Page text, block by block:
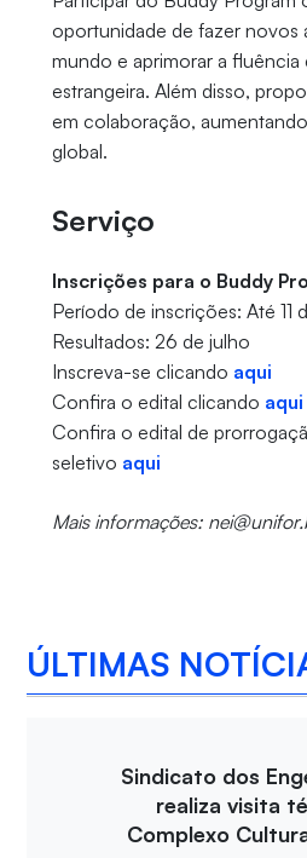
oportunidade de fazer novos
mundo e aprimorar a fluência
estrangeira. Além disso,
em colaboração,
global.
Serviço
Inscrições para o Buddy
Período de inscrições: Até 11
Resultados: 26 de julho
Inscreva-se clicando aqui
Confira o edital clicando aqui
Confira o edital de
seletivo aqui
Mais informações:
ÚLTIMAS
Sindicato dos
realiza visita
Complexo